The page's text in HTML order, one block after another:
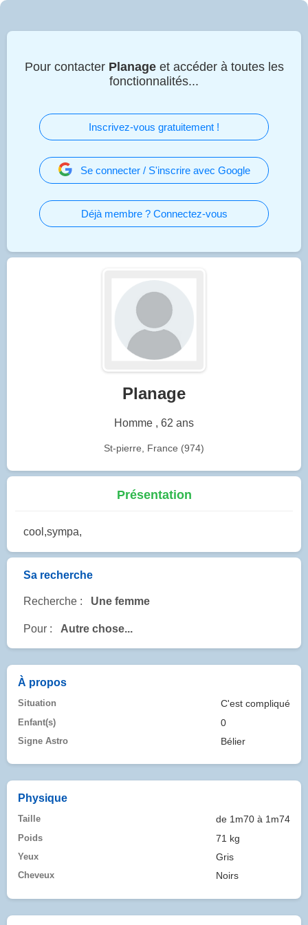
Pour contacter Planageet accéder à toutes les
fonctionnalités...
Inscrivez-vous gratuitement !
Se connecter / S'inscrire avec Google
Déjà membre ? Connectez-vous
Planage
Homme , 62 ans
St-pierre, France (974)
Présentation
cool,sympa,
Sa recherche
Recherche : Une femme
Pour : Autre chose...
À propos
Situation C'est compliqué
Enfant(s) 0
Signe Astro Bélier
Physique
Taille de 1m70 à 1m74
Poids 71 kg
Yeux Gris
Cheveux Noirs